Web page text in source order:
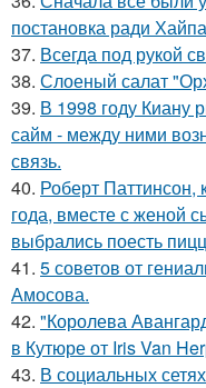
постановка ради
37. Всегда под рукой
38. Слоеный салат
39. В 1998 году Киану
сайм - между ними
связь.
40. Роберт Паттинсон,
года, вместе с женой
выбрались поесть
41. 5 советов от
Амосова.
42. "Королева
в Кутюре от Iris Van
43. В социальных